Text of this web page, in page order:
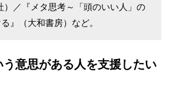
）／『メタ思考～「頭のいい人」の
』（大和書房）など。
意思がある人を支援したい